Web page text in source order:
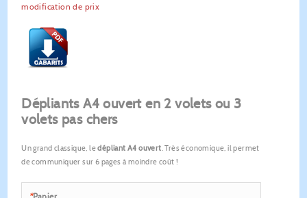
modification de prix
Dépliants A4 ouvert en 2 volets ou 3
volets pas chers
Un grand classique, ledépliant A4 ouvert. Très économique, il permet
de communiquer sur 6 pages à moindre coût !